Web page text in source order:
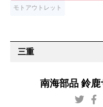
モトアウトレット
三重
南海部品 鈴